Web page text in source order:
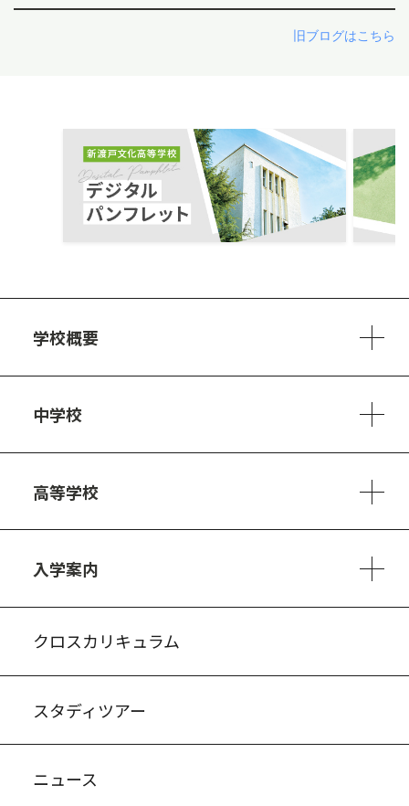
旧ブログはこちら
学校概要
中学校
高等学校
入学案内
クロスカリキュラム
スタディツアー
ニュース